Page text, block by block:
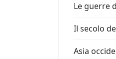
Le guerre
Il secolo
Asia